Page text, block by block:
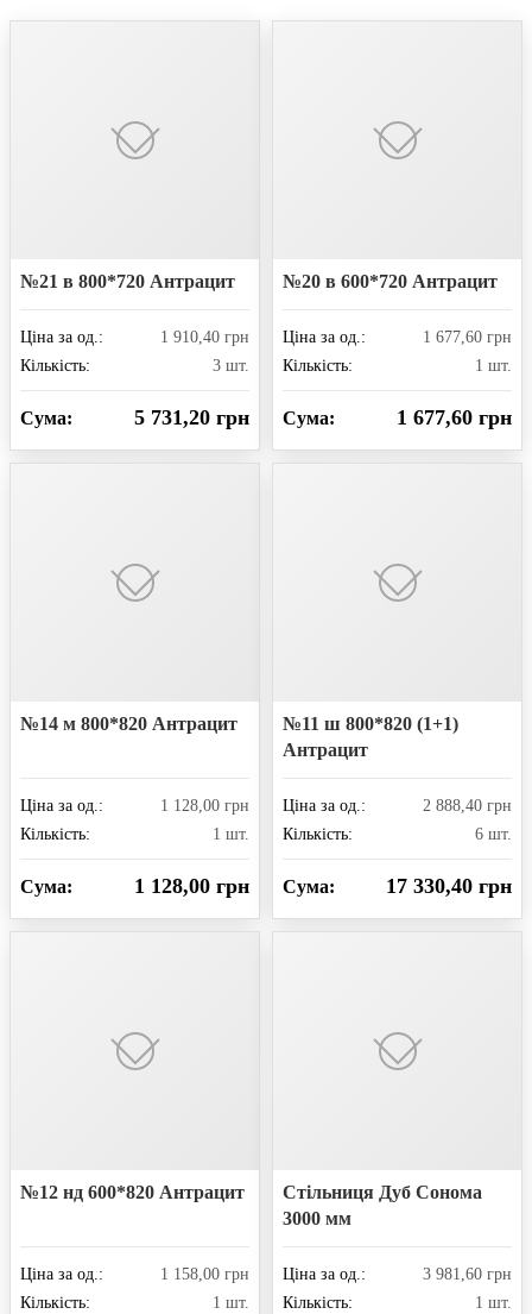
№21 в 800*720 Антрацит
Ціна за од.:
1 910,40 грн
Кількість:
3 шт.
Сума: 5 731,20 грн
№20 в 600*720 Антрацит
Ціна за од.:
1 677,60 грн
Кількість:
1 шт.
Сума: 1 677,60 грн
№14 м 800*820 Антрацит
Ціна за од.:
1 128,00 грн
Кількість:
1 шт.
Сума: 1 128,00 грн
№11 ш 800*820 (1+1)
Антрацит
Ціна за од.:
2 888,40 грн
Кількість:
6 шт.
Сума: 17 330,40 грн
№12 нд 600*820 Антрацит
Ціна за од.:
1 158,00 грн
Кількість:
1 шт.
Стільниця Дуб Сонома
3000 мм
Ціна за од.:
3 981,60 грн
Кількість:
1 шт.